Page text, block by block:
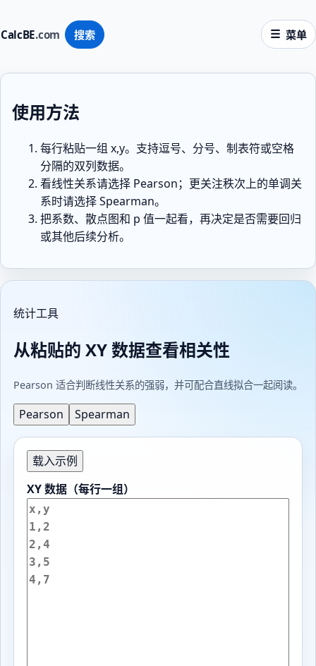
CalcBE.com 搜索 菜单
使用方法
每行粘贴一组 x,y。支持逗号、分号、制表符或空格
分隔的双列数据。
看线性关系请选择 Pearson；更关注秩次上的单调关
系时请选择 Spearman。
把系数、散点图和 p 值一起看，再决定是否需要回归
或其他后续分析。
统计工具
从粘贴的 XY 数据查看相关性
Pearson 适合判断线性关系的强弱，并可配合直线拟合一起阅读。
Pearson Spearman
载入示例
XY 数据（每行一组）